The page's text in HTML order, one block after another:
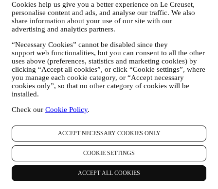
Cookies help us give you a better experience on Le Creuset,
personalise content and ads, and analyse our traffic. We also
share information about your use of our site with our
advertising and analytics partners.
“Necessary Cookies” cannot be disabled since they
support web functionalities, but you can consent to all the other
uses above (preferences, statistics and marketing cookies) by
clicking “Accept all cookies”, or click “Cookie settings”, where
you manage each cookie category, or “Accept necessary
cookies only”, so that no other category of cookies will be
installed.
Check our Cookie Policy.
ACCEPT NECESSARY COOKIES ONLY
COOKIE SETTINGS
ACCEPT ALL COOKIES
delle informazioni riguardo alle vostre azioni online gestendo
l’impostazione dei cookie (tuttavia, dovete tenere conto che alcuni
cookie sono necessari per l’utilizzo del Sito). Siete pregati di
osservare che ciò non interromperà la ricezione di pubblicità in
generale. Continuerete a ricevere annunci, offerte o messaggi
pubblicitari generici. Per ulteriori informazioni su come utilizziamo i
cookie e su come potete rimuoverli, consultate la nostraPolitica sui
cookie.
vi. RECENSIONE PRODOTTI
Nel caso abbiate acquistato uno dei nostri prodotti, potremmo
prodotto. Siamo interessati alle recensioni dei nostri clienti sui nostri
e servizi. Alla fine del processo di acquisto, potremmo invitarvi a
scrivere la recensione del vostro prodotto. La recensione non è
obbligatoria e siete liberi di inviarla o meno.
vii. WHATSAPP FOR BUSINESS
Alcuni dei nostri negozi fisici utilizzano WhatsApp for Business con
i clienti che lo richiedono, proprio per fornire supporto e inviare